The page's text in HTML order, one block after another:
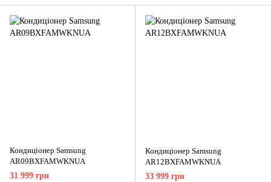
Кондиціонер Samsung
AR09BXFAMWKNUA
31 999 грн
Кондиціонер Samsung
AR12BXFAMWKNUA
33 999 грн